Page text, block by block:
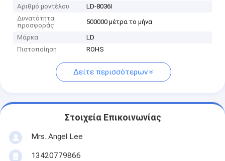
Αριθμό μοντέλου
LD-8036I
Δυνατότητα
προσφοράς
500000 μέτρα το μήνα
Μάρκα
LD
Πιστοποίηση
ROHS
Δείτε περισσότερων
Στοιχεία Επικοινωνίας
Mrs. Angel Lee
13420779866